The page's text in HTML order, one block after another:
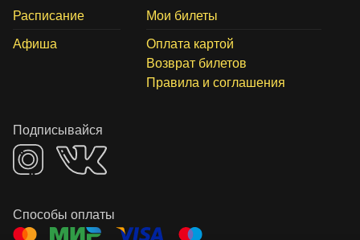
Расписание
Афиша
Мои билеты
Оплата картой
Возврат билетов
Правила и соглашения
Подписывайся
Способы оплаты